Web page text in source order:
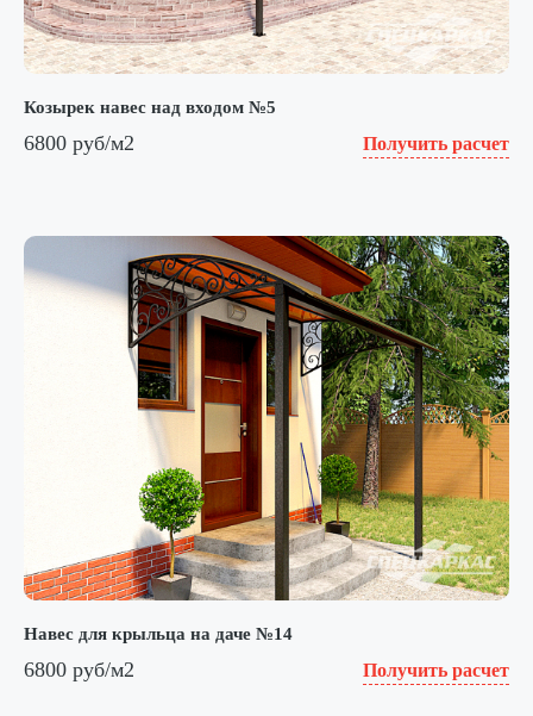
Козырек навес над входом №5
6800 руб/м2 Получить расчет
Навес для крыльца на даче №14
6800 руб/м2 Получить расчет